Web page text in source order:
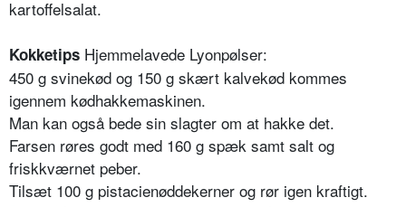
kartoffelsalat.
Kokketips Hjemmelavede Lyonpølser:
450 g svinekød og 150 g skært kalvekød kommes
igennem kødhakkemaskinen.
Man kan også bede sin slagter om at hakke det.
Farsen røres godt med 160 g spæk samt salt og
friskkværnet peber.
Tilsæt 100 g pistacienøddekerner og rør igen kraftigt.